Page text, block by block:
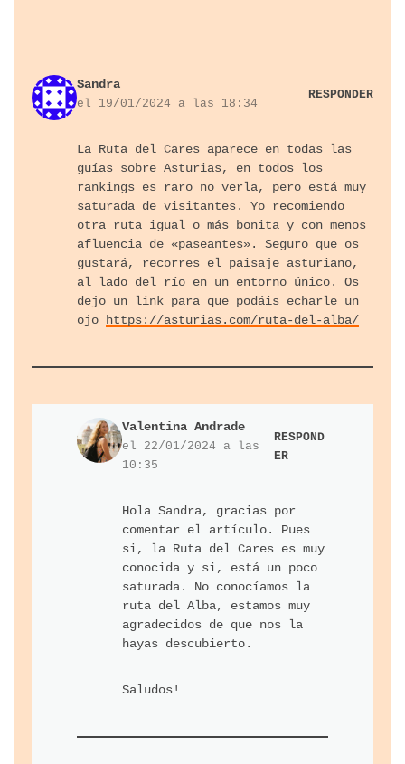
Sandra
el 19/01/2024 a las 18:34
RESPONDER
La Ruta del Cares aparece en todas las
guías sobre Asturias, en todos los
rankings es raro no verla, pero está muy
saturada de visitantes. Yo recomiendo
otra ruta igual o más bonita y con menos
afluencia de «paseantes». Seguro que os
gustará, recorres el paisaje asturiano,
al lado del río en un entorno único. Os
dejo un link para que podáis echarle un
ojo https://asturias.com/ruta-del-alba/
Valentina Andrade
el 22/01/2024 a las
10:35
RESPOND
ER
Hola Sandra, gracias por
comentar el artículo. Pues
si, la Ruta del Cares es muy
conocida y si, está un poco
saturada. No conocíamos la
ruta del Alba, estamos muy
agradecidos de que nos la
hayas descubierto.
Saludos!